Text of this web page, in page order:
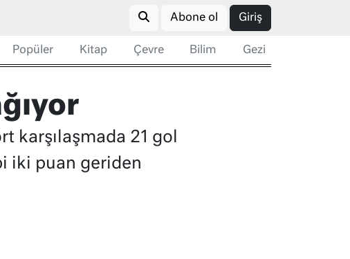
Abone ol Giriş
Popüler Kitap Çevre Bilim Gezi
karşılaşmada 21 gol
iki puan geriden